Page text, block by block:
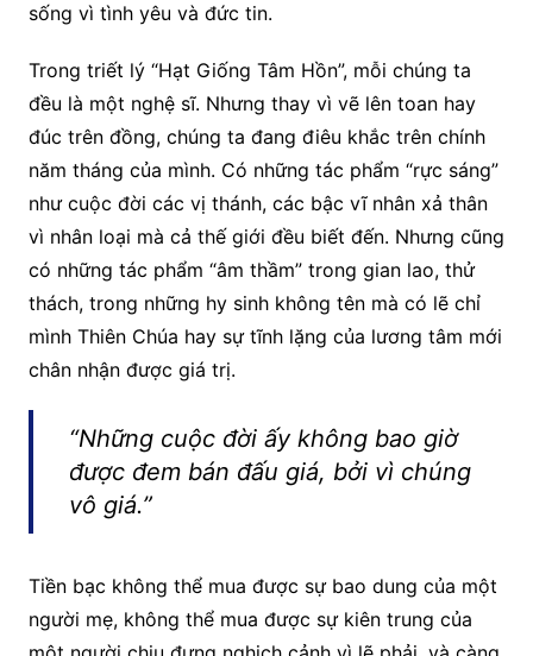
sống vì tình yêu và đức tin.
Trong triết lý “Hạt Giống Tâm Hồn”, mỗi chúng ta
đều là một nghệ sĩ. Nhưng thay vì vẽ lên toan hay
đúc trên đồng, chúng ta đang điêu khắc trên chính
năm tháng của mình. Có những tác phẩm “rực sáng”
như cuộc đời các vị thánh, các bậc vĩ nhân xả thân
vì nhân loại mà cả thế giới đều biết đến. Nhưng cũng
có những tác phẩm “âm thầm” trong gian lao, thử
thách, trong những hy sinh không tên mà có lẽ chỉ
mình Thiên Chúa hay sự tĩnh lặng của lương tâm mới
chân nhận được giá trị.
“Những cuộc đời ấy không bao giờ
được đem bán đấu giá, bởi vì chúng
vô giá.”
Tiền bạc không thể mua được sự bao dung của một
người mẹ, không thể mua được sự kiên trung của